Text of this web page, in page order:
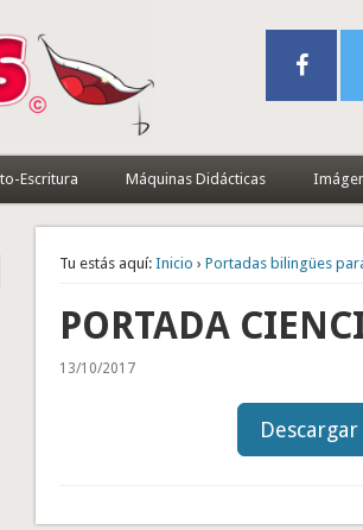
Escritura Máquinas Didácticas
Tu estás aquí: Inicio ›Portadas bilingües
PORTADA
13/10/2017
Descargar